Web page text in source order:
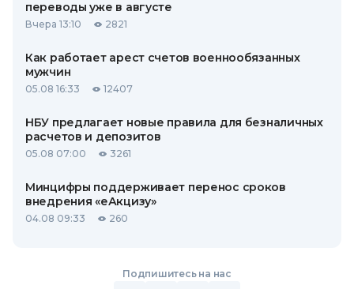
переводы уже в августе
Вчера 13:10 2821
Как работает арест счетов военнообязанных
мужчин
05.08 16:33 12407
НБУ предлагает новые правила для безналичных
расчетов и депозитов
05.08 07:00 3261
Минцифры поддерживает перенос сроков
внедрения «еАкцизу»
04.08 09:33 260
Подпишитесь на нас